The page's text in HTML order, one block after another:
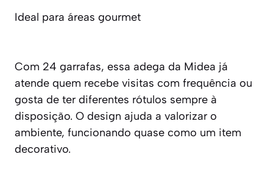
Ideal para áreas gourmet
Com 24 garrafas, essa adega da Midea já
atende quem recebe visitas com frequência ou
gosta de ter diferentes rótulos sempre à
disposição. O design ajuda a valorizar o
ambiente, funcionando quase como um item
decorativo.